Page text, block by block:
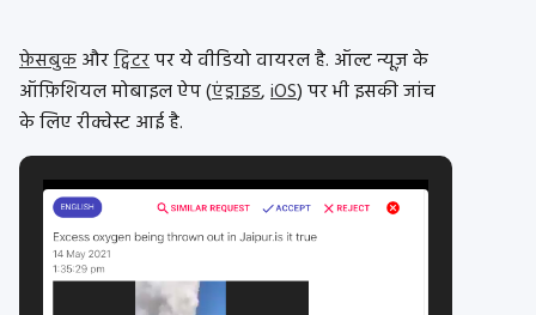
फ़ेसबुकऔरट्विटरपर ये वीडियो वायरल है. ऑल्ट न्यूज़ के
ऑफ़िशियल मोबाइल ऐप (एंड्राइड,iOS) पर भी इसकी जांच
के लिए रीक्वेस्ट आई है.